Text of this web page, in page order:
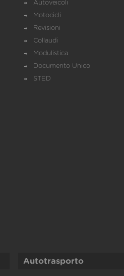
Autoveicoli
Motocicli
Revisioni
Collaudi
Modulistica
Documento Unico
STED
Autotrasporto